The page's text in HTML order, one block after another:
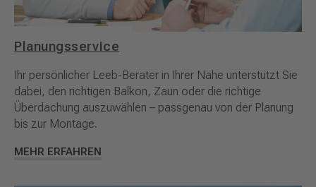
Planungsservice
Ihr persönlicher Leeb-Berater in Ihrer Nähe unterstützt Sie
dabei, den richtigen Balkon, Zaun oder die richtige
Überdachung auszuwählen – passgenau von der Planung
bis zur Montage.
MEHR ERFAHREN